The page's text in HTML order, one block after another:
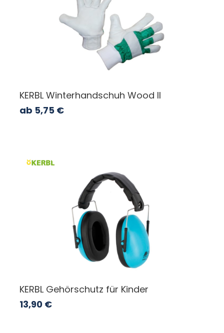
KERBL Winterhandschuh Wood II
ab 5,75 €
KERBL Gehörschutz für Kinder
13,90 €